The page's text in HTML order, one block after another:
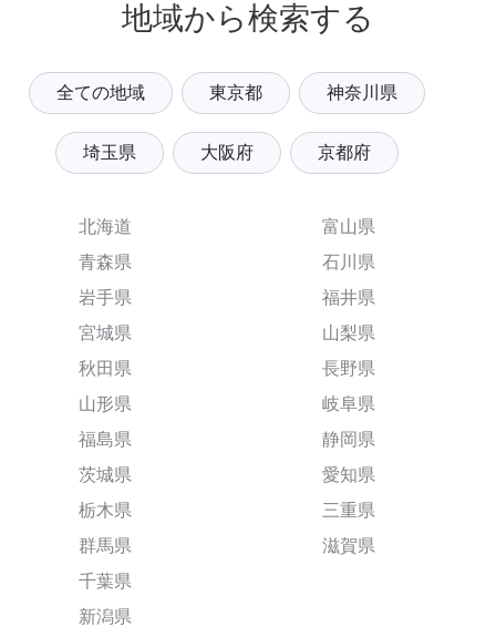
地域から検索する
全ての地域 東京都 神奈川県
埼玉県 大阪府 京都府
北海道
青森県
岩手県
宮城県
秋田県
山形県
福島県
茨城県
栃木県
群馬県
千葉県
新潟県
富山県
石川県
福井県
山梨県
長野県
岐阜県
静岡県
愛知県
三重県
滋賀県